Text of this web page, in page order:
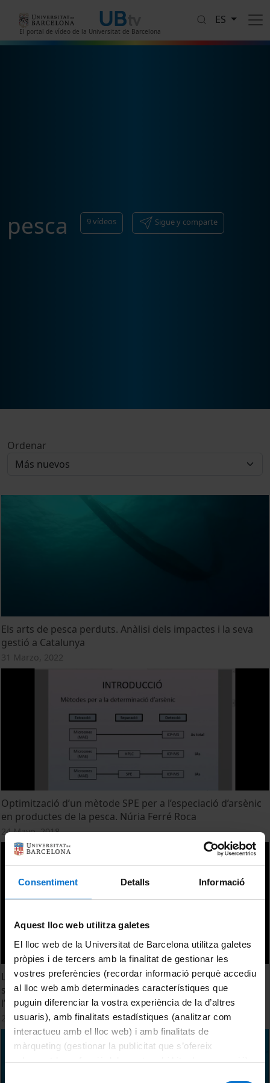
Consentiment Detalls Informació
Aquest lloc web utilitza galetes
El lloc web de la Universitat de Barcelona utilitza galetes
pròpies i de tercers amb la finalitat de gestionar les
vostres preferències (recordar informació perquè accediu
al lloc web amb determinades característiques que
puguin diferenciar la vostra experiència de la d’altres
usuaris), amb finalitats estadístiques (analitzar com
interactueu amb el lloc web) i amb finalitats de
màrqueting (gestionar la publicitat que s’ofereix
adequant-la en funció dels vostres hàbits de navegació).
El portal de vídeo de la Universitat de Barcelona
ES
pesca 9vídeos Sigue y comparte
Ordenar
Els arts de pesca perduts. Anàlisi dels impactes i la seva
gestió a Catalunya
31 Marzo, 2022
Optimització d’un mètode SPE per a l’especiació d’arsènic
en productes de la pesca. Núria Ferré Roca
24 Mayo, 2018
Les estructures de governança i els conflictes
socioambientals: el sector de la pesca marina i
l’aqüicultura a anàlisi. Sergi Arnau Castel
24 Mayo, 2018